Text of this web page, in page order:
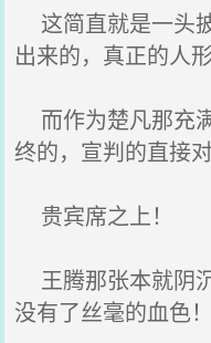
这简直就是一头
出来的，真正的人
而作为楚凡那充
终的，宣判的直接对
贵宾席之上！
王腾那张本就阴
没有了丝毫的血色！